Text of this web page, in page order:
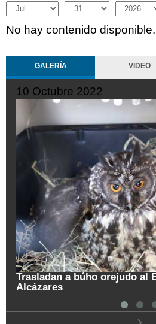
Month
Day Year
No hay contenido disponible.
GALERÍA VIDEO
10 Octubre 2022
Trasladan a búho orejudo al
Alcázares